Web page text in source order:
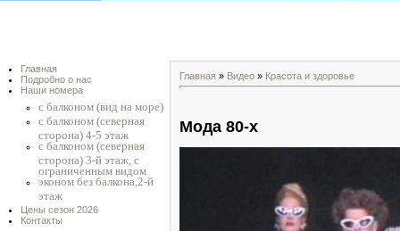
Главная
Подробно о нас
Наши номера
с балконом (вид на море)
с балконом (северная
сторона) 4-5 этаж
с балконом (северная
сторона) 3-й этаж, с
ограниченным видом
эконом без балкона,2-й
этаж
Цены сезон 2026
Контакты
Главная » Видео » Красота и здоровье
Мода 80-х